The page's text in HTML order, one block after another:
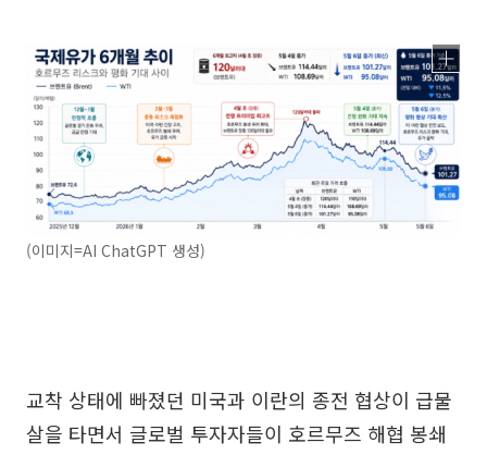
(이미지=AI ChatGPT 생성)
교착 상태에 빠졌던 미국과 이란의 종전 협상이 급물
살을 타면서 글로벌 투자자들이 호르무즈 해협 봉쇄